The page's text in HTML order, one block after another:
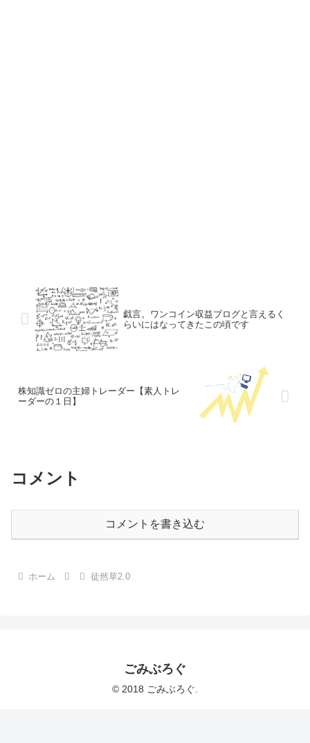
戯言。ワンコイン収益ブログと言えるく
らいにはなってきたこの頃です
株知識ゼロの主婦トレーダー【素人トレ
ーダーの１日】
コメント
コメントを書き込む
ホーム 徒然草2.0
ごみぶろぐ
© 2018 ごみぶろぐ.